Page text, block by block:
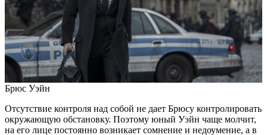
Брюс Уэйн
Отсутствие контроля над собой не дает Брюсу контролировать
окружающую обстановку. Поэтому юный Уэйн чаще молчит,
на его лице постоянно возникает сомнение и недоумение, а в